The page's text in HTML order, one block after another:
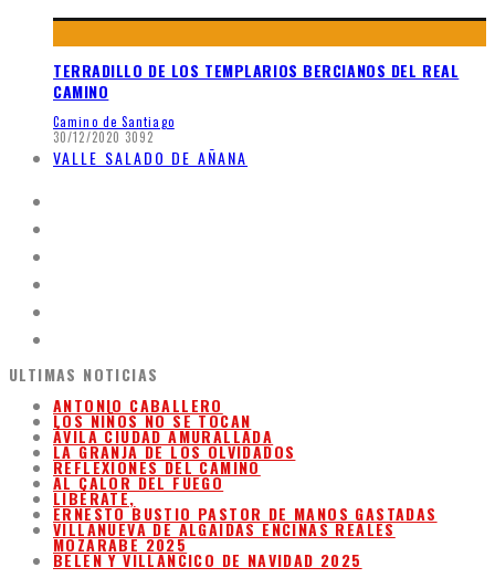
TERRADILLO DE LOS TEMPLARIOS BERCIANOS DEL REAL
CAMINO
Camino de Santiago
30/12/2020 3092
VALLE SALADO DE AÑANA
ULTIMAS NOTICIAS
ANTONIO CABALLERO
LOS NIÑOS NO SE TOCAN
ÁVILA CIUDAD AMURALLADA
LA GRANJA DE LOS OLVIDADOS
REFLEXIONES DEL CAMINO
AL CALOR DEL FUEGO
LIBÉRATE,
ERNESTO BUSTIO PASTOR DE MANOS GASTADAS
VILLANUEVA DE ALGAIDAS ENCINAS REALES
MOZARABE 2025
BELEN Y VILLANCICO DE NAVIDAD 2025